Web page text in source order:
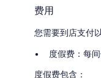
费用
您需要到店支付
度假费：每
度假费包含：